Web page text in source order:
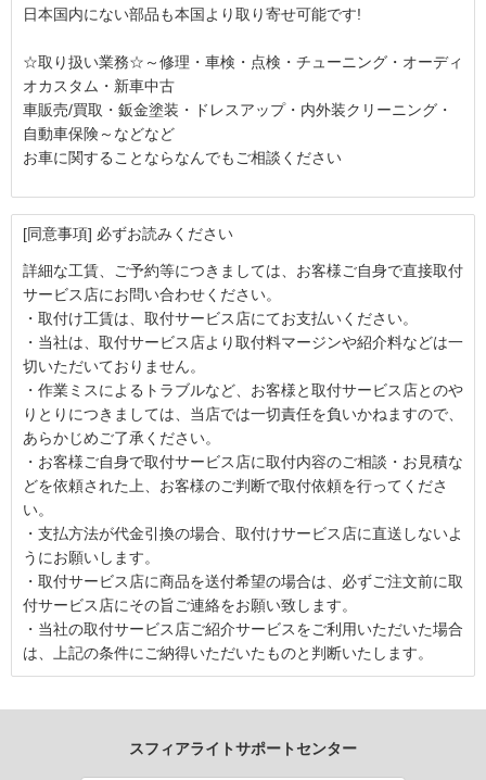
日本国内にない部品も本国より取り寄せ可能です!
☆取り扱い業務☆～修理・車検・点検・チューニング・オーディ
オカスタム・新車中古
車販売/買取・鈑金塗装・ドレスアップ・内外装クリーニング・
自動車保険～などなど
お車に関することならなんでもご相談ください
[同意事項] 必ずお読みください
詳細な工賃、ご予約等につきましては、お客様ご自身で直接取付
サービス店にお問い合わせください。
・取付け工賃は、取付サービス店にてお支払いください。
・当社は、取付サービス店より取付料マージンや紹介料などは一
切いただいておりません。
・作業ミスによるトラブルなど、お客様と取付サービス店とのや
りとりにつきましては、当店では一切責任を負いかねますので、
あらかじめご了承ください。
・お客様ご自身で取付サービス店に取付内容のご相談・お見積な
どを依頼された上、お客様のご判断で取付依頼を行ってくださ
い。
・支払方法が代金引換の場合、取付けサービス店に直送しないよ
うにお願いします。
・取付サービス店に商品を送付希望の場合は、必ずご注文前に取
付サービス店にその旨ご連絡をお願い致します。
・当社の取付サービス店ご紹介サービスをご利用いただいた場合
は、上記の条件にご納得いただいたものと判断いたします。
スフィアライトサポートセンター